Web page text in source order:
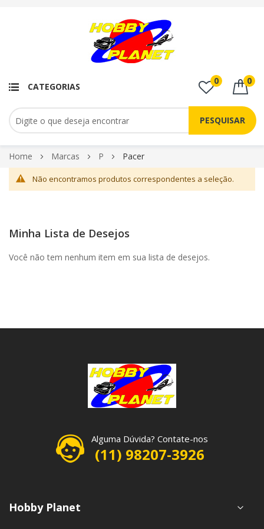
CATEGORIAS
PESQUISAR
0 0
Pular
para
conteúdo
Home Marcas P Pacer
Não encontramos produtos correspondentes a seleção.
Minha Lista de Desejos
Você não tem nenhum item em sua lista de desejos.
Hobby Planet
Alguma Dúvida? Contate-nos
(11) 98207-3926